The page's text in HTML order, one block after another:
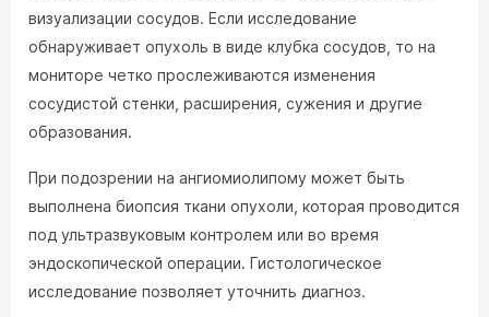
визуализации сосудов. Если исследование
обнаруживает опухоль в виде клубка сосудов, то на
мониторе четко прослеживаются изменения
сосудистой стенки, расширения, сужения и другие
образования.
При подозрении на ангиомиолипому может быть
выполнена биопсия ткани опухоли, которая проводится
под ультразвуковым контролем или во время
эндоскопической операции. Гистологическое
исследование позволяет уточнить диагноз.